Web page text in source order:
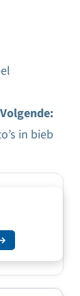
Volgende:
in bieb